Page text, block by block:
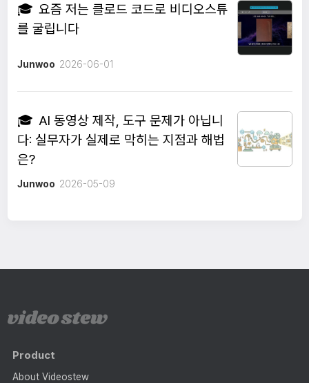
🎓 요즘 저는 클로드 코드로 비디오스튜
를 굴립니다
Junwoo 2026-06-01
🎓 AI 동영상 제작, 도구 문제가 아닙니
다: 실무자가 실제로 막히는 지점과 해법
은?
Junwoo 2026-05-09
Product
About Videostew